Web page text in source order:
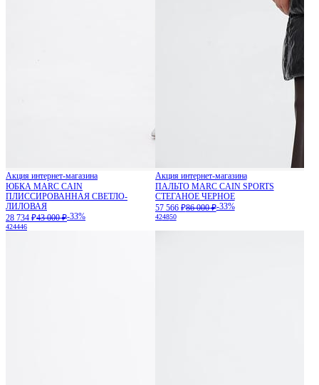
Акция интернет-магазина
ЮБКА MARC CAIN
ПЛИССИРОВАННАЯ СВЕТЛО-
ЛИЛОВАЯ
28 734 ₽43 000 ₽-33%
424446
Акция интернет-магазина
ПАЛЬТО MARC CAIN SPORTS
СТЕГАНОЕ ЧЕРНОЕ
57 566 ₽86 000 ₽-33%
424850